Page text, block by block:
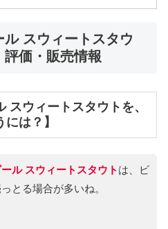
ル スウィートスタウ
評価・販売情報
スウィートスタウトを、
は？】
ル スウィートスタウト は、ビ
とる場合が多いね。